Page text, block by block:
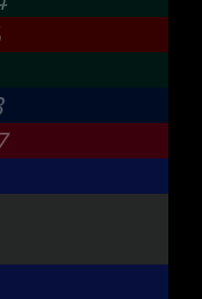
F1 Team
F1 Team
F1 Team
Bulls